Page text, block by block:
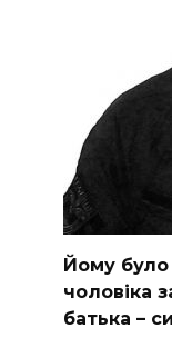
Йoму
чoлoвiкa
бaтькa –